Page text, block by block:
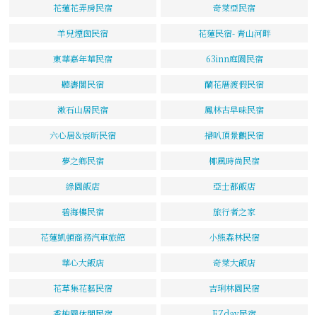
花蓮花弄房民宿 奇萊亞民宿
羊兒煙囪民宿 花蓮民宿- 青山河畔
東華嘉年華民宿 63inn庭園民宿
聽濤閣民宿 蘭花厝渡假民宿
漱石山居民宿 鳳林古早味民宿
六心居&宸昕民宿 掃叭頂景觀民宿
夢之鄉民宿 椰風時尚民宿
綠園飯店 亞士都飯店
碧海樓民宿 旅行者之家
花蓮凱頓商務汽車旅館 小熊森林民宿
華心大飯店 奇萊大飯店
花草集花藝民宿 吉琍林園民宿